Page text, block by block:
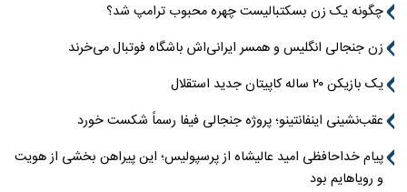
چگونه یک زن بسکتبالیست چهره محبوب ترامپ شد؟
زن جنجالی انگلیس و همسر ایرانی‌اش باشگاه فوتبال می‌خرند
یک بازیکن ۲۰ ساله کاپیتان جدید استقلال
عقب‌نشینی اینفانتینو؛ پروژه جنجالی فیفا رسماً شکست خورد
پیام خداحافظی امید عالیشاه از پرسپولیس؛ این پیراهن بخشی از هویت
و رویاهایم بود